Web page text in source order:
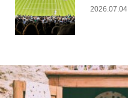
2026.07.04